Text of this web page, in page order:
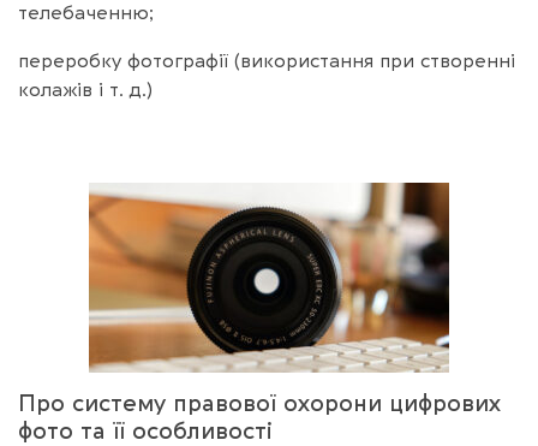
телебаченню;
переробку фотографії (використання при створенні
колажів і т. д.)
Про систему правової охорони цифрових
фото та її особливості